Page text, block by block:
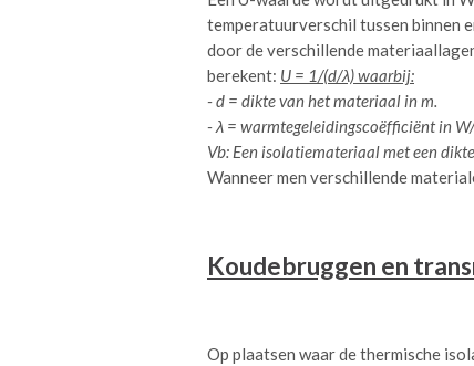
temperatuurverschil tussen binnen
door de verschillende
berekent: U = 1/(d/λ) waarbij:
- d = dikte van het materiaal in m.
- λ = warmtegeleidingscoëfficiënt in
Vb: Een isolatiemateriaal met een
Wanneer men verschillende
Koudebruggen en
Op plaatsen waar de thermische